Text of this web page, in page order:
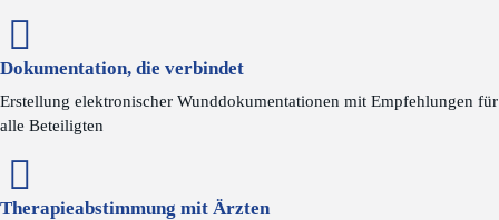
Dokumentation, die verbindet
Erstellung elektronischer Wunddokumentationen mit Empfehlungen für
alle Beteiligten
Therapieabstimmung mit Ärzten